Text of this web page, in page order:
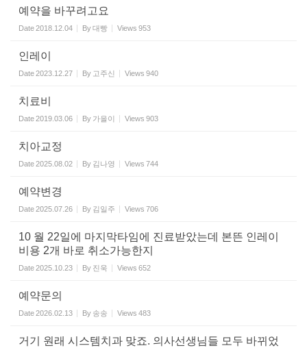
예약을 바꾸려고요
Date2018.12.04 By대빵 Views 953
인레이
Date2023.12.27 By 고주신 Views 940
치료비
Date2019.03.06 By 가을이 Views 903
치아교정
Date2025.08.02 By 김나영 Views 744
예약변경
Date2025.07.26 By 김일주 Views 706
10 월 22일에 마지막타임에 진료받았는데 본뜬 인레이
비용 2개 바로 취소가능한지
Date2025.10.23 By 진욱 Views 652
예약문의
Date2026.02.13 By 송송 Views 483
거기 원래 시스템치과 맞죠. 의사선생님들 모두 바뀌었